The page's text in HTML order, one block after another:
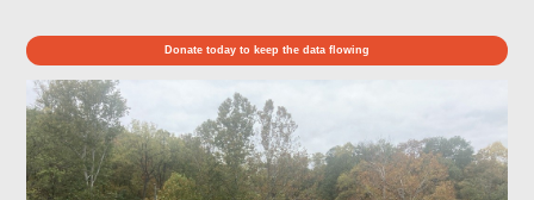
Donate today to keep the data flowing